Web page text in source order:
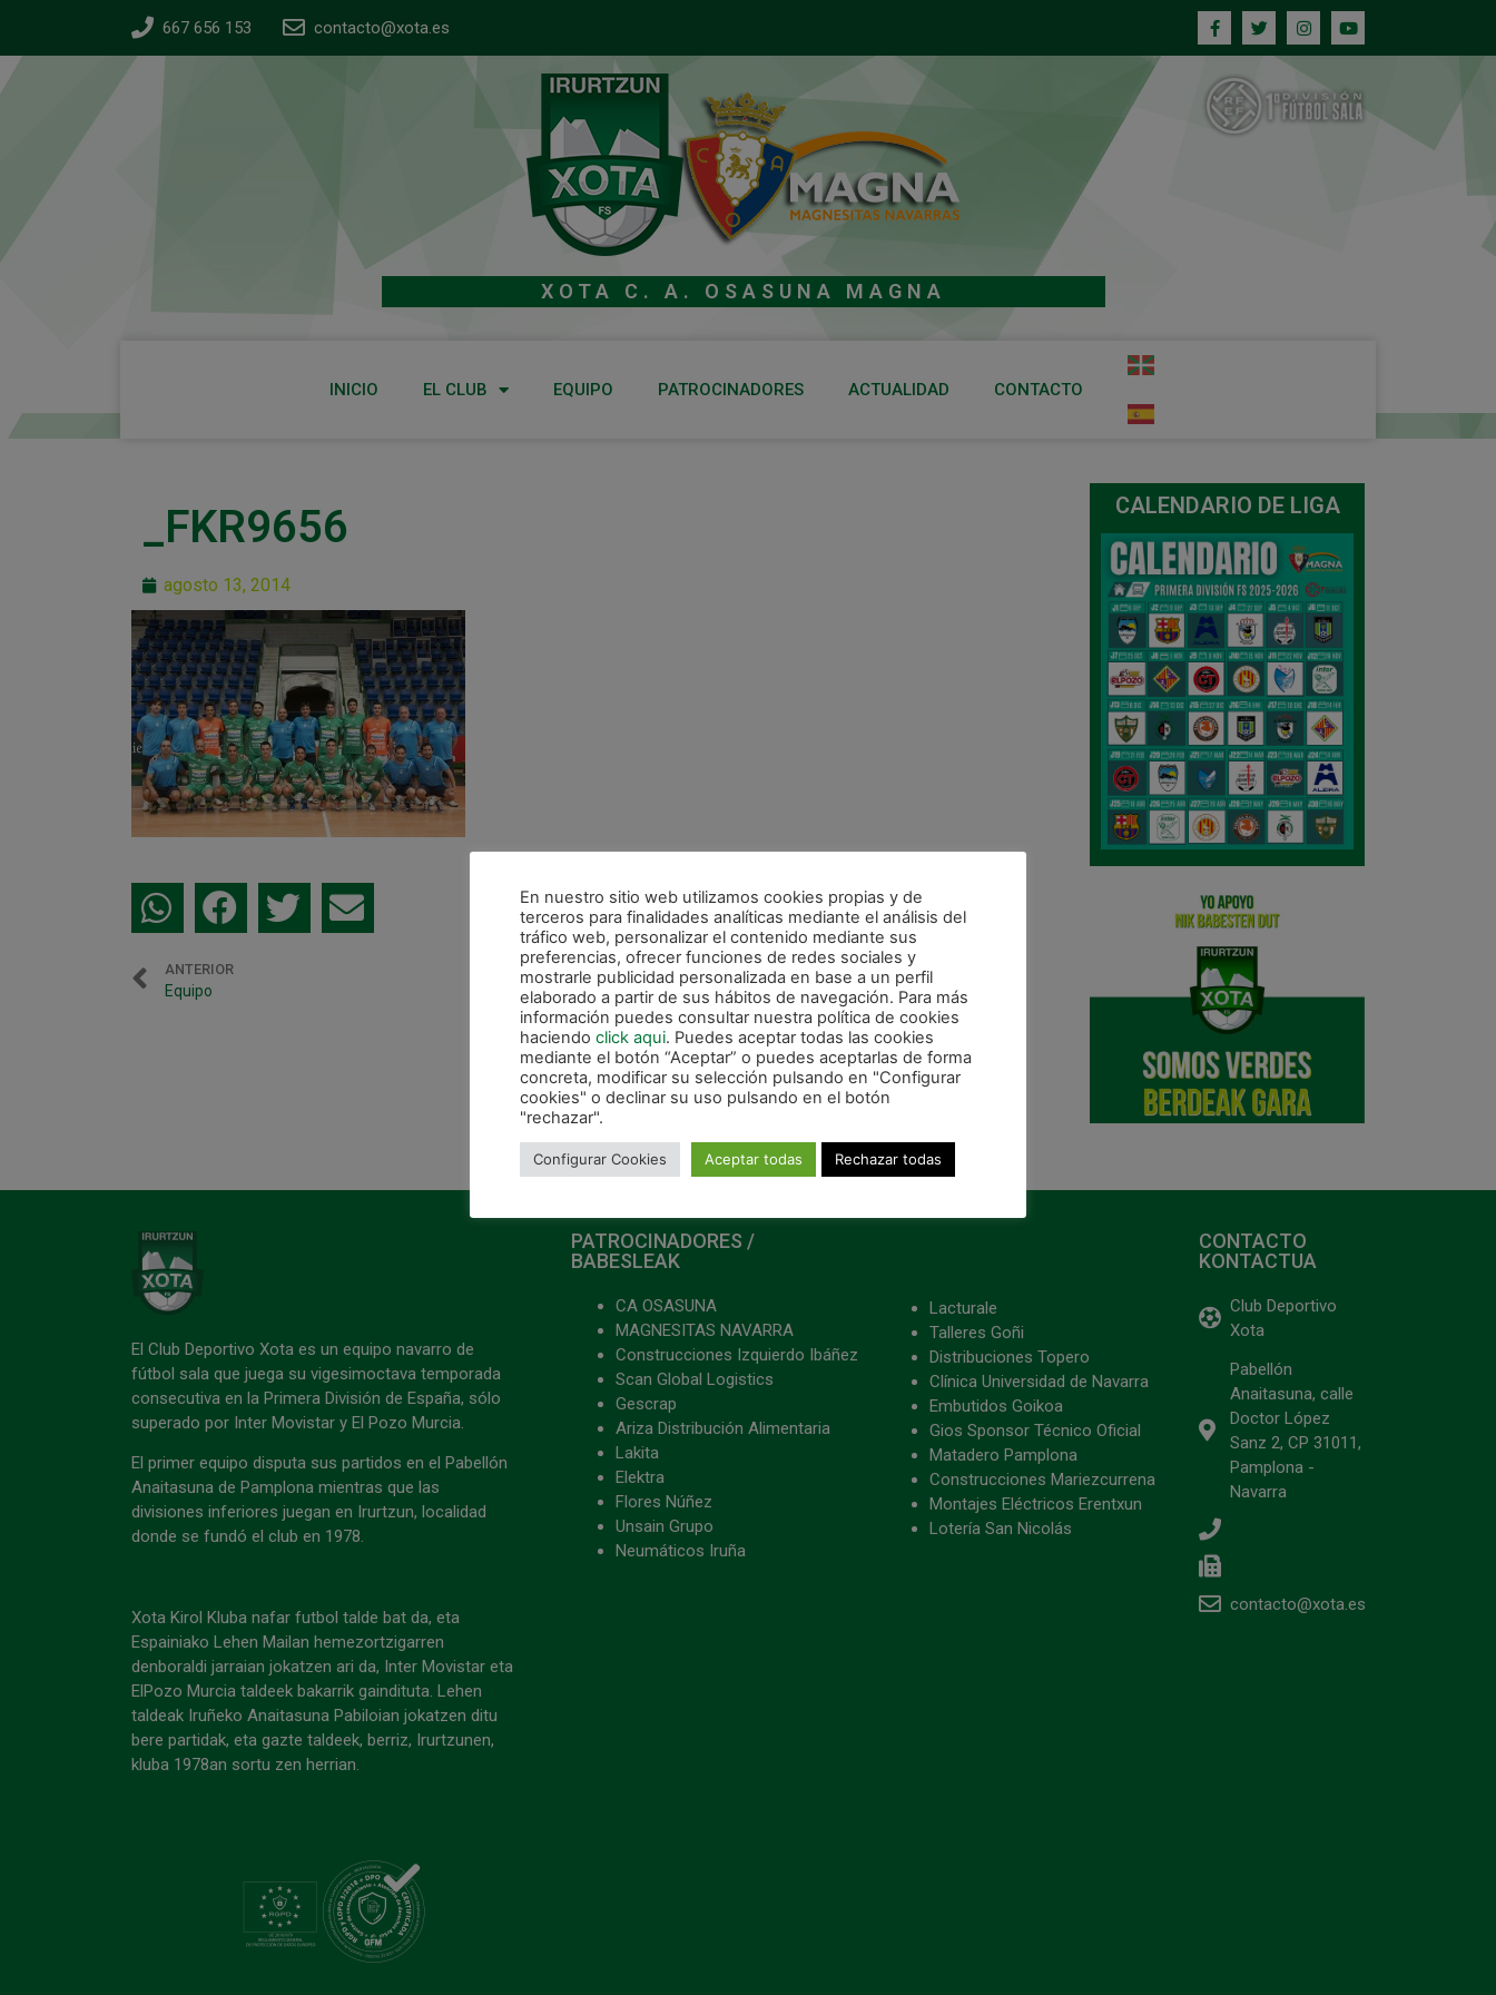
667 656 153 contacto@xota.es
XOTA C. A. OSASUNA MAGNA
INICIO EL CLUB EQUIPO PATROCINADORES ACTUALIDAD CONTACTO
_FKR9656
agosto 13, 2014
ANTERIOR
Equipo
CALENDARIO DE LIGA
El Club Deportivo Xota es un equipo navarro de
fútbol sala que juega su vigesimoctava temporada
consecutiva en la Primera División de España, sólo
superado por Inter Movistar y El Pozo Murcia.
El primer equipo disputa sus partidos en el Pabellón
Anaitasuna de Pamplona mientras que las
divisiones inferiores juegan en Irurtzun, localidad
donde se fundó el club en 1978.
Xota Kirol Kluba nafar futbol talde bat da, eta
Espainiako Lehen Mailan hemezortzigarren
denboraldi jarraian jokatzen ari da, Inter Movistar eta
ElPozo Murcia taldeek bakarrik gaindituta. Lehen
taldeak Iruñeko Anaitasuna Pabiloian jokatzen ditu
bere partidak, eta gazte taldeek, berriz, Irurtzunen,
kluba 1978an sortu zen herrian.
PATROCINADORES /
BABESLEAK
CA OSASUNA
MAGNESITAS NAVARRA
Construcciones Izquierdo Ibáñez
Scan Global Logistics
Gescrap
Ariza Distribución Alimentaria
Lakita
Elektra
Flores Núñez
Unsain Grupo
Neumáticos Iruña
Lacturale
Talleres Goñi
Distribuciones Topero
Clínica Universidad de Navarra
Embutidos Goikoa
Gios Sponsor Técnico Oficial
Matadero Pamplona
Construcciones Mariezcurrena
Montajes Eléctricos Erentxun
Lotería San Nicolás
CONTACTO
KONTACTUA
Club Deportivo
Xota
Pabellón
Anaitasuna, calle
Doctor López
Sanz 2, CP 31011,
Pamplona -
Navarra
contacto@xota.es
En nuestro sitio web utilizamos cookies propias y de
terceros para finalidades analíticas mediante el análisis del
tráfico web, personalizar el contenido mediante sus
preferencias, ofrecer funciones de redes sociales y
mostrarle publicidad personalizada en base a un perfil
elaborado a partir de sus hábitos de navegación. Para más
información puedes consultar nuestra política de cookies
haciendo click aqui. Puedes aceptar todas las cookies
mediante el botón “Aceptar” o puedes aceptarlas de forma
concreta, modificar su selección pulsando en "Configurar
cookies" o declinar su uso pulsando en el botón
"rechazar".
Configurar Cookies Aceptar todas Rechazar todas